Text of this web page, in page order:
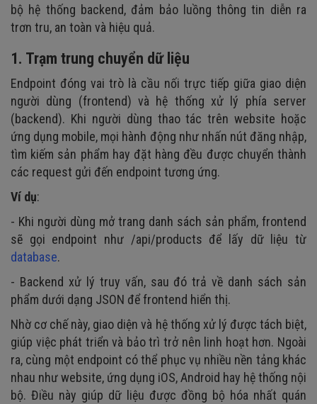
bộ hệ thống backend, đảm bảo luồng thông tin diễn ra
trơn tru, an toàn và hiệu quả.
1. Trạm trung chuyển dữ liệu
Endpoint đóng vai trò là cầu nối trực tiếp giữa giao diện
người dùng (frontend) và hệ thống xử lý phía server
(backend). Khi người dùng thao tác trên website hoặc
ứng dụng mobile, mọi hành động như nhấn nút đăng nhập,
tìm kiếm sản phẩm hay đặt hàng đều được chuyển thành
các request gửi đến endpoint tương ứng.
Ví dụ:
- Khi người dùng mở trang danh sách sản phẩm, frontend
sẽ gọi endpoint như /api/products để lấy dữ liệu từ
database.
- Backend xử lý truy vấn, sau đó trả về danh sách sản
phẩm dưới dạng JSON để frontend hiển thị.
Nhờ cơ chế này, giao diện và hệ thống xử lý được tách biệt,
giúp việc phát triển và bảo trì trở nên linh hoạt hơn. Ngoài
ra, cùng một endpoint có thể phục vụ nhiều nền tảng khác
nhau như website, ứng dụng iOS, Android hay hệ thống nội
bộ. Điều này giúp dữ liệu được đồng bộ hóa nhất quán